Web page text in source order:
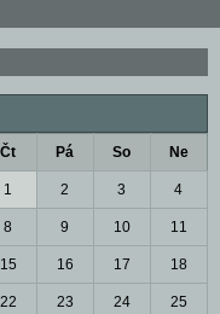
Čt Pá So Ne
1 2 3 4
8 9 10 11
15 16 17 18
22 23 24 25